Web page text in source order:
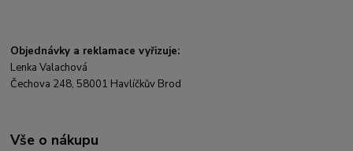
Objednávky a reklamace vyřizuje:
Lenka Valachová
Čechova 248, 58001 Havlíčkův Brod
Vše o nákupu